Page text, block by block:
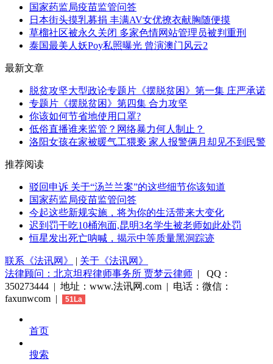
国家药监局疫苗监管问答
日本街头摸乳募捐 丰满AV女优撩衣献胸随便摸
草榴社区被永久关闭 多家色情网站管理员被判重刑
泰国最美人妖Poy私照曝光 曾演澳门风云2
最新文章
脱贫攻坚大型政论专题片《摆脱贫困》第一集 庄严承诺
专题片《摆脱贫困》第四集 合力攻坚
你该如何节省地使用口罩?
低俗直播谁来监管？网络暴力何人制止？
洛阳女孩在家被暖气工猥亵 家人报警俩月却见不到民警
推荐阅读
驳回申诉 关于“汤兰兰案”的这些细节你该知道
国家药监局疫苗监管问答
今起这些新规实施，将为你的生活带来大变化
迟到罚干吃10桶泡面,昆明3名学生被老师如此处罚
恒星发出死亡呐喊，揭示中等质量黑洞踪迹
联系《法讯网》 | 关于《法讯网》
法律顾问：北京坦程律师事务所 贾梦云律师 | QQ：
350273444 | 地址：www.法讯网.com | 电话：微信：
faxunwcom |
51La
首页
搜索